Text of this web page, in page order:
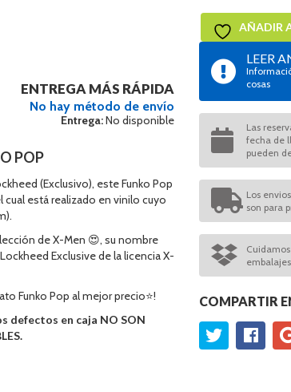
ENTREGA MÁS RÁPIDA
No hay método de envío
Entrega:No disponible
POP
(Exclusivo), este Funko Pop
está realizado en vinilo cuyo
de X-Men 😍, su nombre
Exclusive de la licencia X-
Funko Pop al mejor precio⭐!
defectos en caja NO SON
AÑADIR
LEER
cosas
Las
fecha de
pueden
Los
son para
COMPARTIR